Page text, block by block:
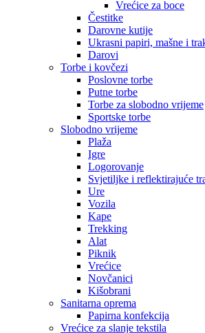
Vrećice za boce
Čestitke
Darovne kutije
Ukrasni papiri, mašne i
Darovi
Torbe i kovčezi
Poslovne torbe
Putne torbe
Torbe za slobodno vrijeme
Sportske torbe
Slobodno vrijeme
Plaža
Igre
Logorovanje
Svjetiljke i reflektirajuće
Ure
Vozila
Kape
Trekking
Alat
Piknik
Vrećice
Novčanici
Kišobrani
Sanitarna oprema
Papirna konfekcija
Vrećice za slanje tekstila